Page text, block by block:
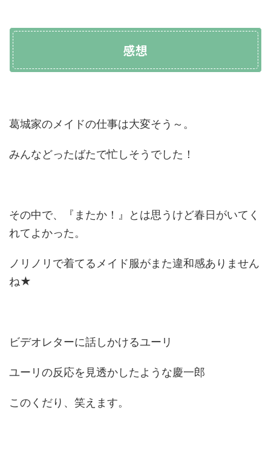
感想
葛城家のメイドの仕事は大変そう～。
みんなどったばたで忙しそうでした！
その中で、『またか！』とは思うけど春日がいてく
れてよかった。
ノリノリで着てるメイド服がまた違和感ありません
ね★
ビデオレターに話しかけるユーリ
ユーリの反応を見透かしたような慶一郎
このくだり、笑えます。